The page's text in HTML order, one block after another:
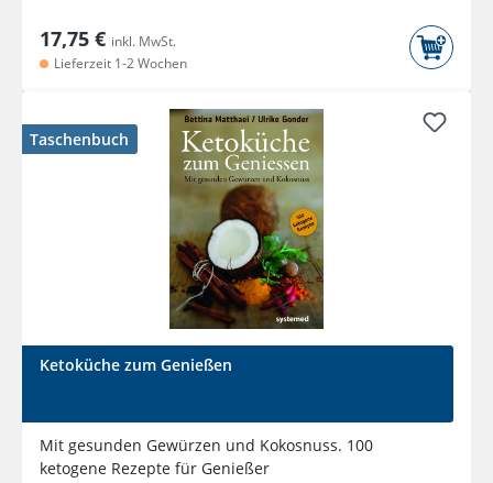
17,75 € inkl. MwSt.
Lieferzeit 1-2 Wochen
Taschenbuch
Ketoküche zum Genießen
Mit gesunden Gewürzen und Kokosnuss. 100
ketogene Rezepte für Genießer